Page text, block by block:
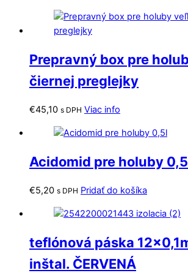
Prepravný box pre
čiernej preglejky
€45,10 s DPH Viac info
Acidomid pre holuby
€5,20 s DPH Pridať do košíka
teflónová páska
inštal. ČERVENÁ